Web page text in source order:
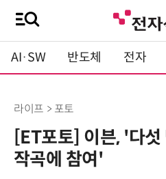
AI·SW 반도체 전자
라이프 > 포토
[ET포토] 이븐, '다
작곡에 참여'